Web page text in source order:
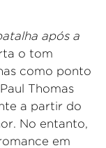
após a
o tom
como ponto
Paul Thomas
a partir do
No entanto,
em